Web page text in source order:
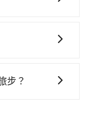
的拼車共乘服
的垃圾或者撞
偏偏找不到停
選包車或計程
冒上不必要的
高300萬乘客
分兩筆訂單預
切！讓他們的
步？